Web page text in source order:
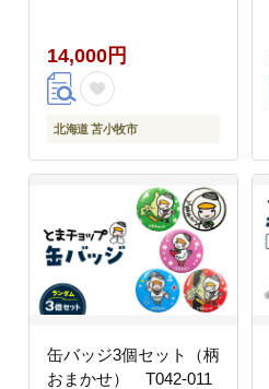
14,000円
北海道 苫小牧市
缶バッジ3個セット（柄
おまかせ） T042-011